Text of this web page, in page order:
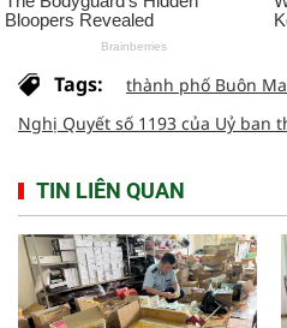
Tags:
thành phố Buôn
Nghị Quyết số 1193 của Uỷ ban
TIN LIÊN QUAN